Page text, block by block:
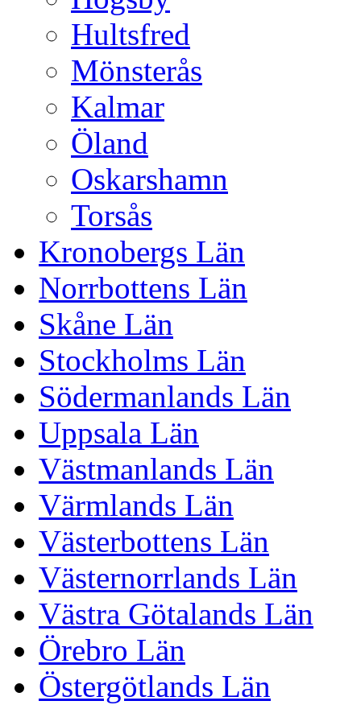
Hultsfred
Mönsterås
Kalmar
Öland
Oskarshamn
Torsås
Kronobergs Län
Norrbottens Län
Skåne Län
Stockholms Län
Södermanlands Län
Uppsala Län
Västmanlands Län
Värmlands Län
Västerbottens Län
Västernorrlands Län
Västra Götalands Län
Örebro Län
Östergötlands Län